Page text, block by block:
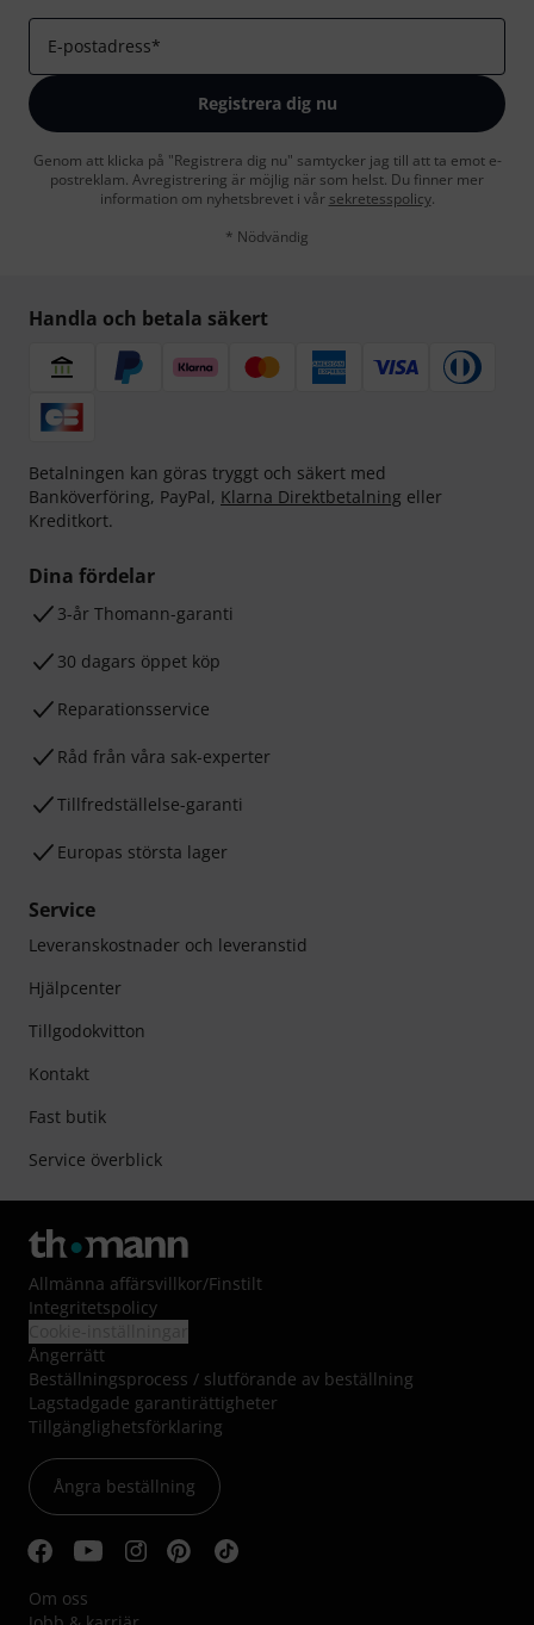
E-postadress*
Registrera dig nu
Genom att klicka på "Registrera dig nu" samtycker jag till att ta emot e-
postreklam. Avregistrering är möjlig när som helst. Du finner mer
information om nyhetsbrevet i vår sekretesspolicy.
* Nödvändig
Handla och betala säkert
Betalningen kan göras tryggt och säkert med
Banköverföring, PayPal, Klarna Direktbetalning eller
Kreditkort.
Dina fördelar
3-år Thomann-garanti
30 dagars öppet köp
Reparationsservice
Råd från våra sak-experter
Tillfredställelse-garanti
Europas största lager
Service
Leveranskostnader och leveranstid
Hjälpcenter
Tillgodokvitton
Kontakt
Fast butik
Service överblick
Allmänna affärsvillkor/Finstilt
Integritetspolicy
Ångerrätt
Beställningsprocess / slutförande av beställning
Lagstadgade garantirättigheter
Tillgänglighetsförklaring
Ångra beställning
Om oss